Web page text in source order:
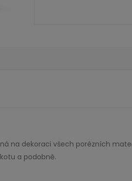
na dekoraci všech porézních
a podobně.